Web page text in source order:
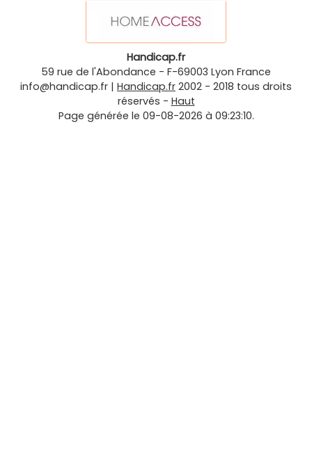
Handicap.fr
59 rue de l'Abondance - F-69003 Lyon France
info@handicap.fr | Handicap.fr 2002 - 2018 tous droits
réservés - Haut
Page générée le 09-08-2026 à 09:23:10.